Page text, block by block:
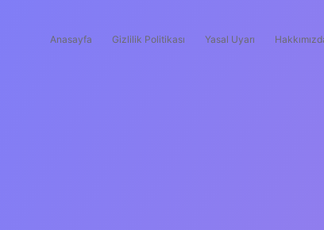
Anasayfa Gizlilik Politikası Yasal Uyarı